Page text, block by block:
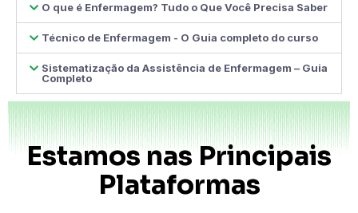
O que é Enfermagem? Tudo o Que Você Precisa Saber
Técnico de Enfermagem - O Guia completo do curso
Sistematização da Assistência de Enfermagem – Guia
Completo
Estamos nas Principais
Plataformas